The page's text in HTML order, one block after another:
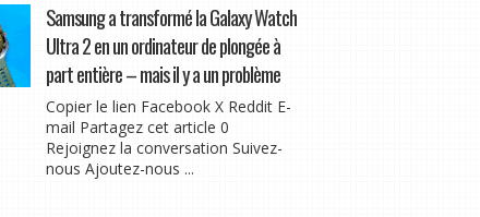
Samsung a transformé la Galaxy Watch
Ultra 2 en un ordinateur de plongée à
part entière – mais il y a un problème
Copier le lien Facebook X Reddit E-
mail Partagez cet article 0
Rejoignez la conversation Suivez-
nous Ajoutez-nous ...